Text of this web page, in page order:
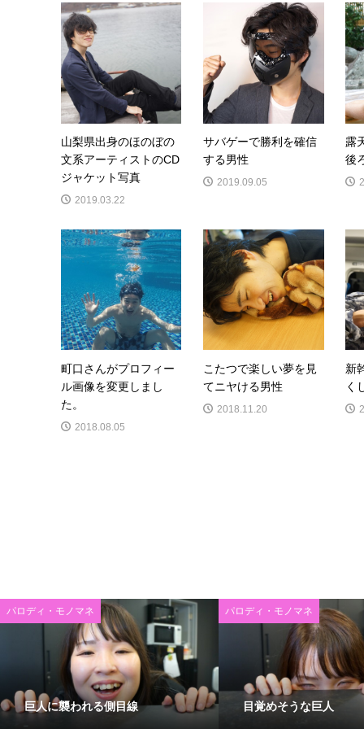
山梨県出身のほのぼの
文系アーティストのCD
ジャケット写真
2019.03.22
サバゲーで勝利を確信
する男性
2019.09.05
露
後
町口さんがプロフィー
ル画像を変更しまし
た。
2018.08.05
こたつで楽しい夢を見
てニヤける男性
2018.11.20
新
く
パロディ・モノマネ
巨人に襲われる側目線
パロディ・モノマネ
目覚めそうな巨人